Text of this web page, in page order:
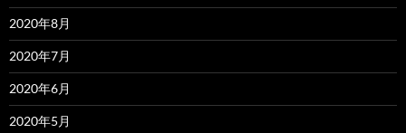
2020年8月
2020年7月
2020年6月
2020年5月